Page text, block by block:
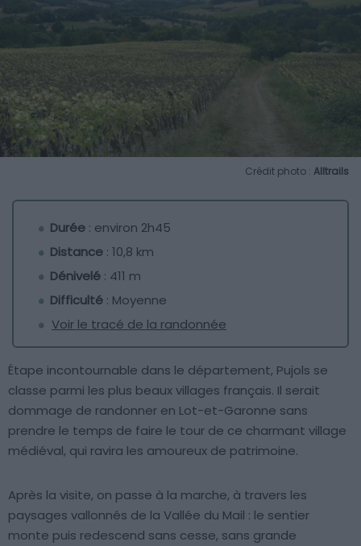
Crédit photo : Alltrails
Durée : environ 2h45
Distance : 10,8 km
Dénivelé : 411 m
Difficulté : Moyenne
Voir le tracé de la randonnée
Étape incontournable dans le département, Pujols se
classe parmi les plus beaux villages français. Il serait
dommage de randonner en Lot-et-Garonne sans
prendre le temps de faire le tour de ce charmant village
médiéval, qui ravira les amoureux de patrimoine.
Après la visite, on passe à la marche, à travers les
paysages vallonnés de la Vallée du Mail : le sentier
monte puis redescend sans cesse, sans grande